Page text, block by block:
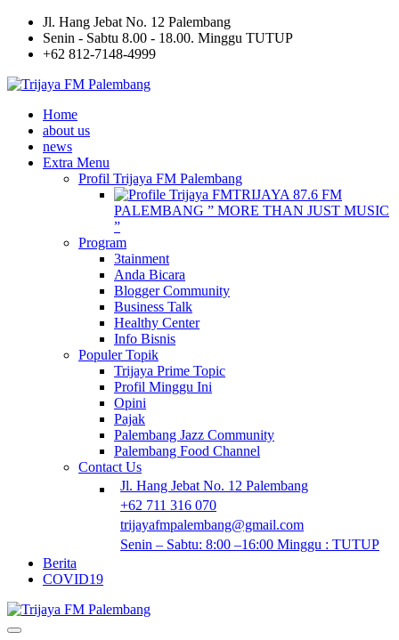
Jl. Hang Jebat No. 12 Palembang
Senin - Sabtu 8.00 - 18.00. Minggu TUTUP
+62 812-7148-4999
Home
about us
news
Extra Menu
Profil Trijaya FM Palembang
TRIJAYA 87.6 FM
PALEMBANG ” MORE THAN JUST MUSIC
”
Program
3tainment
Anda Bicara
Blogger Community
Business Talk
Healthy Center
Info Bisnis
Populer Topik
Trijaya Prime Topic
Profil Minggu Ini
Opini
Pajak
Palembang Jazz Community
Palembang Food Channel
Contact Us
Jl. Hang Jebat No. 12 Palembang
+62 711 316 070
trijayafmpalembang@gmail.com
Senin – Sabtu: 8:00 –16:00 Minggu : TUTUP
Berita
COVID19